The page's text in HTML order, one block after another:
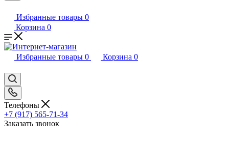
Избранные товары 0
Корзина 0
Избранные товары 0 Корзина 0
Телефоны
+7 (917) 565-71-34
Заказать звонок